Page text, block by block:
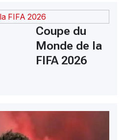
Coupe du
Monde de la
FIFA 2026